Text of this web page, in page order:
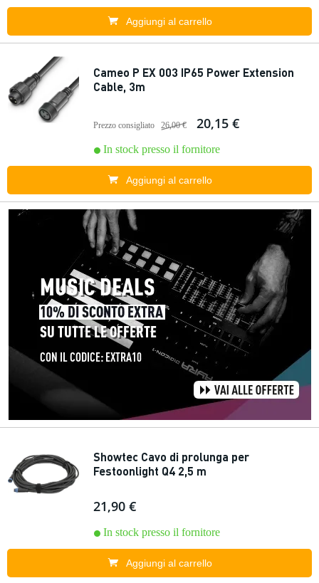
Aggiungi al carrello
Cameo P EX 003 IP65 Power Extension
Cable, 3m
Prezzo consigliato 26,00 € 20,15 €
In stock presso il fornitore
Aggiungi al carrello
Showtec Cavo di prolunga per
Festoonlight Q4 2,5 m
21,90 €
In stock presso il fornitore
Aggiungi al carrello